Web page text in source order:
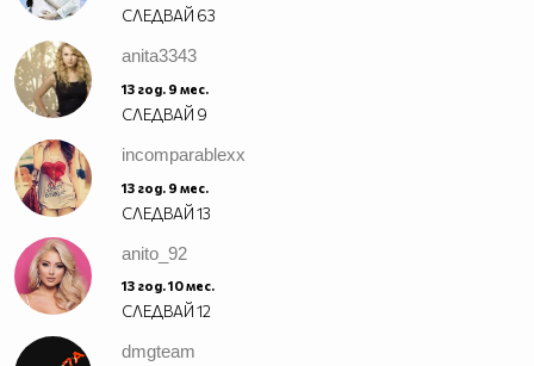
СЛЕДВАЙ 63
anita3343
13 год. 9 мес.
СЛЕДВАЙ 9
incomparablexx
13 год. 9 мес.
СЛЕДВАЙ13
anito_92
13 год. 10 мес.
СЛЕДВАЙ12
dmgteam